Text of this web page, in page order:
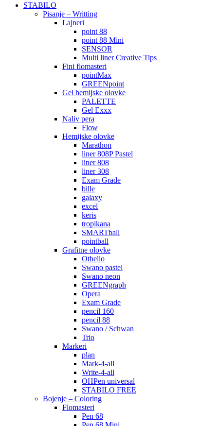
STABILO
Pisanje – Writting
Lajneri
point 88
point 88 Mini
SENSOR
Multi liner Creative Tips
Fini flomasteri
pointMax
GREENpoint
Gel hemijske olovke
PALETTE
Gel Exxx
Naliv pera
Flow
Hemijske olovke
Marathon
liner 808P Pastel
liner 808
liner 308
Exam Grade
bille
galaxy
excel
keris
tropikana
SMARTball
pointball
Grafitne olovke
Othello
Swano pastel
Swano neon
GREENgraph
Opera
Exam Grade
pencil 160
pencil 88
Swano / Schwan
Trio
Markeri
plan
Mark-4-all
Write-4-all
OHPen universal
STABILO FREE
Bojenje – Coloring
Flomasteri
Pen 68